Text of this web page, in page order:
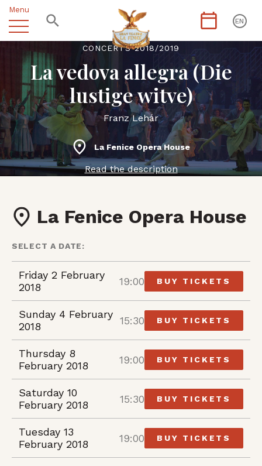
Menu
EN
CONCERTS 2018/2019
La vedova allegra (Die
lustige witve)
Franz Lehár
La Fenice Opera House
Read the description
La Fenice Opera House
SELECT A DATE:
Friday 2 February
2018
19:00 BUY TICKETS
Sunday 4 February
2018
15:30 BUY TICKETS
Thursday 8
February 2018
19:00 BUY TICKETS
Saturday 10
February 2018
15:30 BUY TICKETS
Tuesday 13
February 2018
19:00 BUY TICKETS